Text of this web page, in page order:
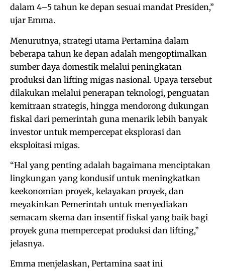
dalam 4–5 tahun ke depan sesuai mandat Presiden,”
ujar Emma.
Menurutnya, strategi utama Pertamina dalam
beberapa tahun ke depan adalah mengoptimalkan
sumber daya domestik melalui peningkatan
produksi dan lifting migas nasional. Upaya tersebut
dilakukan melalui penerapan teknologi, penguatan
kemitraan strategis, hingga mendorong dukungan
fiskal dari pemerintah guna menarik lebih banyak
investor untuk mempercepat eksplorasi dan
eksploitasi migas.
“Hal yang penting adalah bagaimana menciptakan
lingkungan yang kondusif untuk meningkatkan
keekonomian proyek, kelayakan proyek, dan
meyakinkan Pemerintah untuk menyediakan
semacam skema dan insentif fiskal yang baik bagi
proyek guna mempercepat produksi dan lifting,”
jelasnya.
Emma menjelaskan, Pertamina saat ini